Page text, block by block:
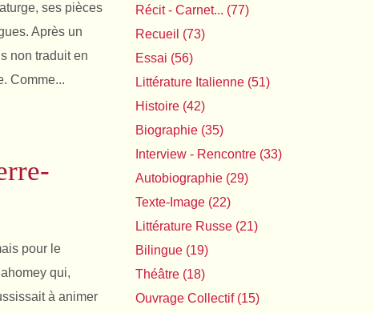
ses pièces
Après un
non traduit en
Comme...
pour le
qui,
à animer
Récit - Carnet... (77)
Recueil (73)
Essai (56)
Littérature Italienne (51)
Histoire (42)
Biographie (35)
Interview - Rencontre (33)
Autobiographie (29)
Texte-Image (22)
Littérature Russe (21)
Bilingue (19)
Théâtre (18)
Ouvrage Collectif(15)